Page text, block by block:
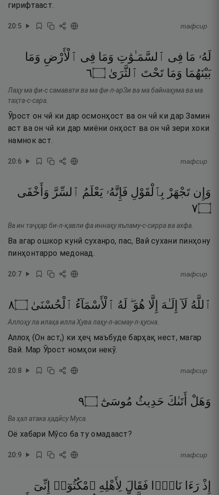
гирифтааст.
20:5 тафсир
لَهُۥ مَا فِى ٱلسَّمَـٰوَٰتِ وَمَا فِى ٱلْأَرْضِ وَمَا
بَيْنَهُمَا وَمَا تَحْتَ ٱلثَّرَىٰ ۝٦
Лаҳу ма фи-с самавати ва ма фи-л-арЗи ва ма байнаҳума ва ма
таҳта-с-сара.
Ӯрост он чӣ ки дар осмонҳост ва он чӣ ки дар Замин
аст ва он чӣ ки дар миёни онҳост ва он чӣ зери хоки
намнок аст.
20:6 тафсир
وَإِن تَجْهَرْ بِٱلْقَوْلِ فَإِنَّهُۥ يَعْلَمُ ٱلسِّرَّ وَأَخْفَى
۝٧
Ва ин таҷҳар би-л-қавли фа иннаҳу яъламу-с-сирра ва ахфа.
Ва агар ошкор кунӣ суханро, пас, Вай сухани пинҳону
пинҳонтарро медонад.
20:7 тафсир
ٱللَّهُ لَآ إِلَـٰهَ إِلَّا هُوَ ۖ لَهُ ٱلْأَسْمَآءُ ٱلْحُسْنَىٰ ۝٨
Аллоҳу ла илаҳа илла Ҳува лаҳу-л-асмау-л-ҳусна.
Аллоҳ (Он аст,) ки ҳеҷ маъбуде барҳақ нест, магар
Вай. Мар Ӯрост номҳои некӯ.
20:8 тафсир
وَهَلْ أَتَىٰكَ حَدِيثُ مُوسَىٰٓ ۝٩
Ва ҳал атака ҳадӣсу Муса.
Оё хабари Мӯсо ба ту омадааст?
20:9 тафсир
إِذْ رَءَا نَارًۭا فَقَالَ لِأَهْلِهِ ٱمْكُثُوٓا۟ إِنِّىٓ